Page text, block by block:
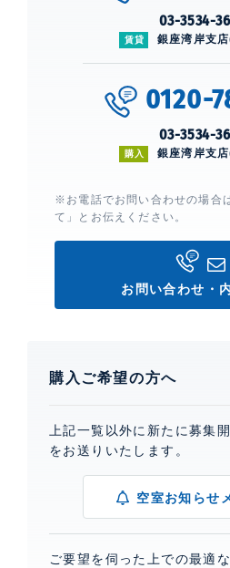
03-3534-
賃貸 銀座湾岸支
0120-
03-3534-
購入 銀座湾岸支
※お電話でお問い合わせの場合
て」とお伝えください。
お問い合わせ・
購入ご希望の方へ
上記一覧以外に新たに募集
をお送りいたします。
空室お知らせ
ご要望を伺った上での最適